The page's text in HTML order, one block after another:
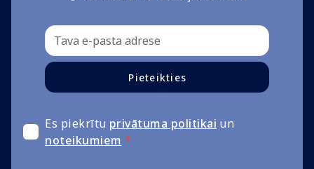
Pieteikties
Es piekrītu privātuma politikai un
noteikumiem *